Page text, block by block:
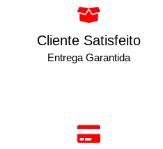
Cliente Satisfeito
Entrega Garantida